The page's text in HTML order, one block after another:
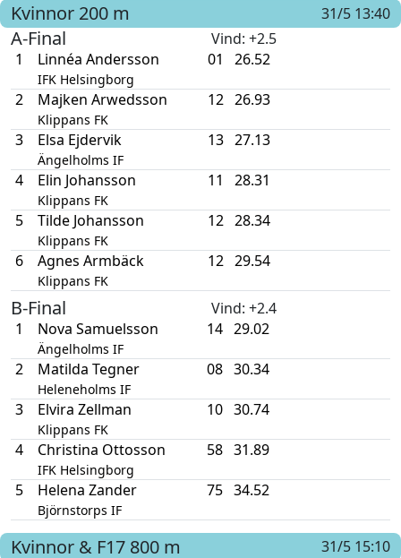
Kvinnor 200 m 31/5 13:40
A-Final Vind: +2.5
1
Linnéa Andersson
IFK Helsingborg
01 26.52
2 Majken Arwedsson
Klippans FK
12 26.93
3 Elsa Ejdervik
Ängelholms IF
13 27.13
4 Elin Johansson
Klippans FK
11 28.31
5 Tilde Johansson
Klippans FK
12 28.34
6 Agnes Armbäck
Klippans FK
12 29.54
B-Final Vind: +2.4
1
Nova Samuelsson
Ängelholms IF
14 29.02
2 Matilda Tegner
Heleneholms IF
08 30.34
3 Elvira Zellman
Klippans FK
10 30.74
4 Christina Ottosson
IFK Helsingborg
58 31.89
5 Helena Zander
Björnstorps IF
75 34.52
Kvinnor & F17 800 m
31/5 15:10